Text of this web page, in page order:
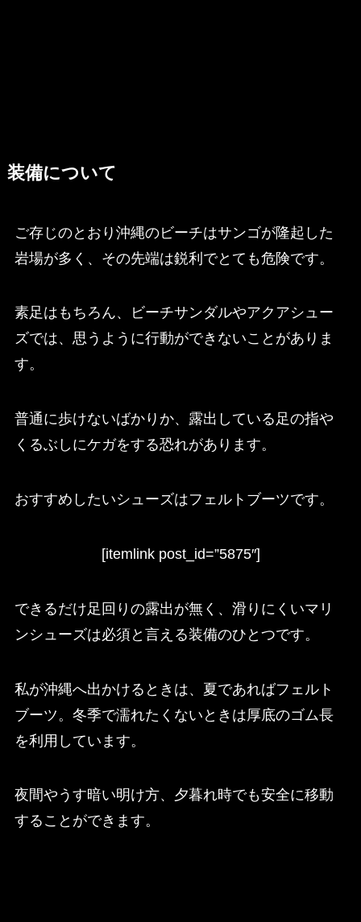
装備について
ご存じのとおり沖縄のビーチはサンゴが隆起した
岩場が多く、その先端は鋭利でとても危険です。
素足はもちろん、ビーチサンダルやアクアシュー
ズでは、思うように行動ができないことがありま
す。
普通に歩けないばかりか、露出している足の指や
くるぶしにケガをする恐れがあります。
おすすめしたいシューズはフェルトブーツです。
[itemlink post_id=”5875″]
できるだけ足回りの露出が無く、滑りにくいマリ
ンシューズは必須と言える装備のひとつです。
私が沖縄へ出かけるときは、夏であればフェルト
ブーツ。冬季で濡れたくないときは厚底のゴム長
を利用しています。
夜間やうす暗い明け方、夕暮れ時でも安全に移動
することができます。